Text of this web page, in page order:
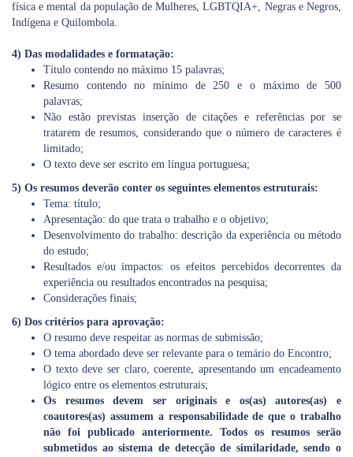
física e mental da população de Mulheres, LGBTQIA+, Negras e Negros,
Indígena e Quilombola.
4) Das modalidades e formatação:
Título contendo no máximo 15 palavras;
Resumo contendo no mínimo de 250 e o máximo de 500
palavras;
Não estão previstas inserção de citações e referências por se
tratarem de resumos, considerando que o número de caracteres é
limitado;
O texto deve ser escrito em língua portuguesa;
5) Os resumos deverão conter os seguintes elementos estruturais:
Tema: título;
Apresentação: do que trata o trabalho e o objetivo;
Desenvolvimento do trabalho: descrição da experiência ou método
do estudo;
Resultados e/ou impactos: os efeitos percebidos decorrentes da
experiência ou resultados encontrados na pesquisa;
Considerações finais;
6) Dos critérios para aprovação:
O resumo deve respeitar as normas de submissão;
O tema abordado deve ser relevante para o temário do Encontro;
O texto deve ser claro, coerente, apresentando um encadeamento
lógico entre os elementos estruturais;
Os resumos devem ser originais e os(as) autores(as) e
coautores(as) assumem a responsabilidade de que o trabalho
não foi publicado anteriormente. Todos os resumos serão
submetidos ao sistema de detecção de similaridade, sendo o